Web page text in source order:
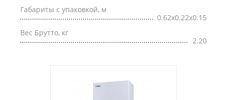
Габариты с упаковкой, м
0.62x0.22x0.15
Вес Брутто, кг
2.20